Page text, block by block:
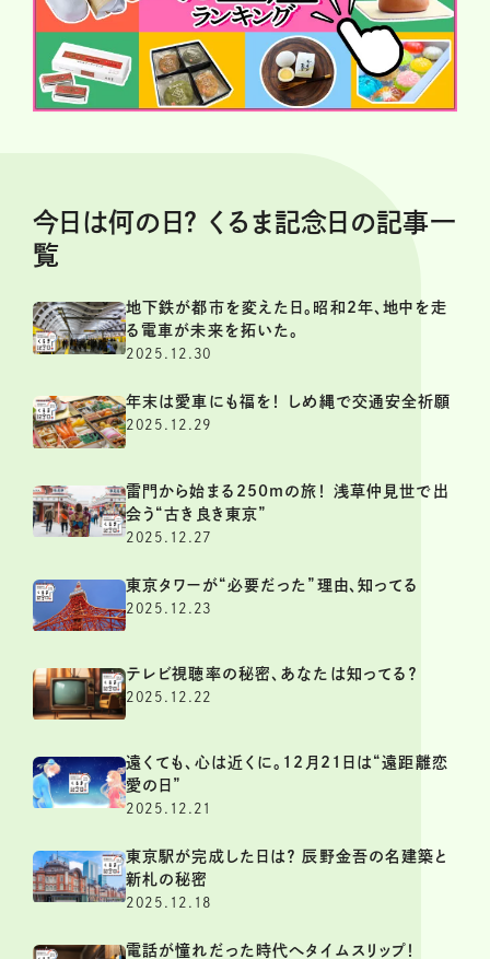
今日は何の日？ くるま記念日の記事一
覧
地下鉄が都市を変えた日。昭和2年、地中を走
る電車が未来を拓いた。
2025.12.30
年末は愛車にも福を！ しめ縄で交通安全祈願
2025.12.29
雷門から始まる250mの旅！ 浅草仲見世で出
会う“古き良き東京”
2025.12.27
東京タワーが“必要だった”理由、知ってる
2025.12.23
テレビ視聴率の秘密、あなたは知ってる？
2025.12.22
遠くても、心は近くに。12月21日は“遠距離恋
愛の日”
2025.12.21
東京駅が完成した日は？ 辰野金吾の名建築と
新札の秘密
2025.12.18
電話が憧れだった時代へタイムスリップ！